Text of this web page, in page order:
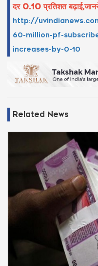
दर 0.10 प्रतिशत
http://
60-million-pf-
increases-by-0-10
Related News